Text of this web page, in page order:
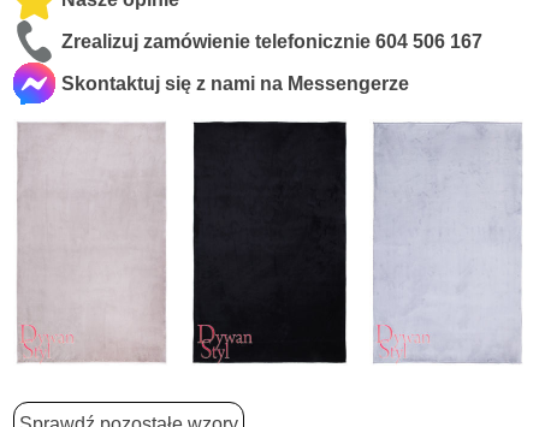
Zrealizuj zamówienie telefonicznie604 506 167
Skontaktuj się z nami na Messengerze